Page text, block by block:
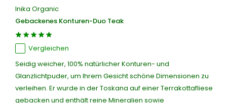
Inika Organic
Gebackenes Konturen-Duo Teak
Vergleichen
Seidig weicher, 100% natürlicher Konturen- und
Glanzlichtpuder, um Ihrem Gesicht schöne Dimensionen zu
verleihen. Er wurde in der Toskana auf einer Terrakottafliese
gebacken und enthält reine Mineralien sowie